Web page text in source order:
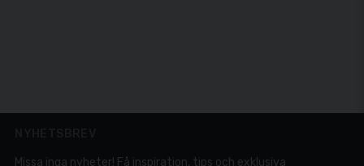
Missa inga nyheter! Få inspiration, tips och exklusiva